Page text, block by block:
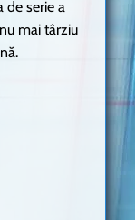
de serie a
mai târziu